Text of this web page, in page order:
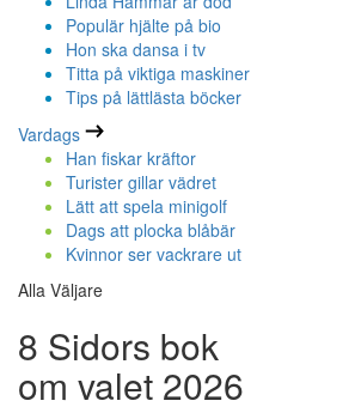
Populär hjälte på bio
Hon ska dansa i tv
Titta på viktiga maskiner
Tips på lättlästa böcker
Vardags
Han fiskar kräftor
Turister gillar vädret
Lätt att spela minigolf
Dags att plocka blåbär
Kvinnor ser vackrare ut
Alla Väljare
8 Sidors bok
om valet 2026